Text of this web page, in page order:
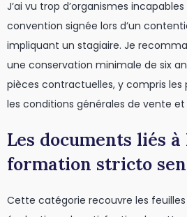
J’ai vu trop d’organismes
convention signée lors d’un
impliquant un stagiaire. Je
une conservation minimale de six
pièces contractuelles, y compris les
les conditions générales de vente
Les documents liés à
formation stricto
Cette catégorie recouvre les